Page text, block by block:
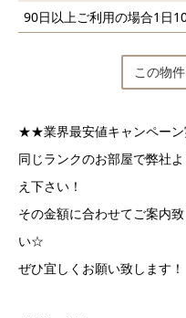
90日以上ご利用の場合1日
この物
★★業界最安値キャンペー
同じランクのお部屋で弊社
え下さい！
その金額に合わせてご案内
い☆
ぜひ宜しくお願い致します！